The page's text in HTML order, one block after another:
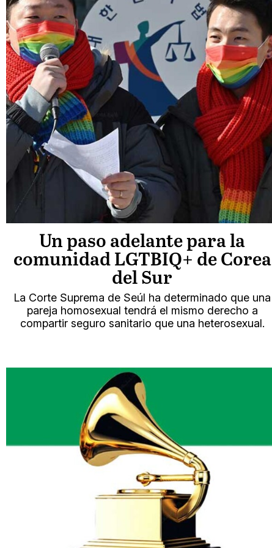
Un paso adelante para la
comunidad LGTBIQ+ de Corea
del Sur
La Corte Suprema de Seúl ha determinado que una
pareja homosexual tendrá el mismo derecho a
compartir seguro sanitario que una heterosexual.